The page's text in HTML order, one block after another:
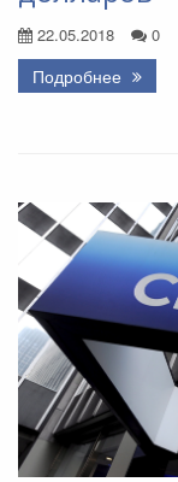
22.05.2018 0
Подробнее